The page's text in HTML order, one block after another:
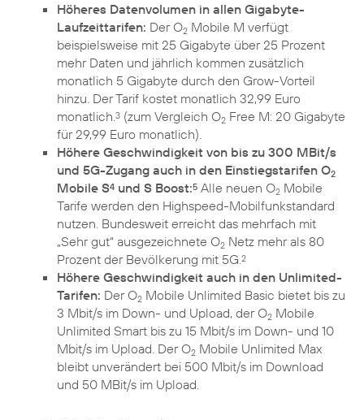
Höheres Datenvolumen in allen Gigabyte-
Laufzeittarifen: Der O2 Mobile M verfügt
beispielsweise mit 25 Gigabyte über 25 Prozent
mehr Daten und jährlich kommen zusätzlich
monatlich 5 Gigabyte durch den Grow-Vorteil
hinzu. Der Tarif kostet monatlich 32,99 Euro
monatlich.3 (zum Vergleich O2 Free M: 20 Gigabyte
für 29,99 Euro monatlich).
Höhere Geschwindigkeit von bis zu 300 MBit/s
und 5G-Zugang auch in den Einstiegstarifen O2
Mobile S4 und S Boost:5 Alle neuen O2 Mobile
Tarife werden den Highspeed-Mobilfunkstandard
nutzen. Bundesweit erreicht das mehrfach mit
„Sehr gut“ ausgezeichnete O2 Netz mehr als 80
Prozent der Bevölkerung mit 5G.2
Höhere Geschwindigkeit auch in den Unlimited-
Tarifen: Der O2 Mobile Unlimited Basic bietet bis zu
3 Mbit/s im Down- und Upload, der O2 Mobile
Unlimited Smart bis zu 15 Mbit/s im Down- und 10
Mbit/s im Upload. Der O2 Mobile Unlimited Max
bleibt unverändert bei 500 Mbit/s im Download
und 50 MBit/s im Upload.